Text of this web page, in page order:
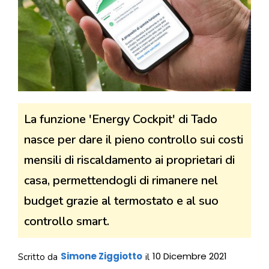
La funzione 'Energy Cockpit' di Tado
nasce per dare il pieno controllo sui costi
mensili di riscaldamento ai proprietari di
casa, permettendogli di rimanere nel
budget grazie al termostato e al suo
controllo smart.
Scritto da Simone Ziggiotto il 10 Dicembre 2021